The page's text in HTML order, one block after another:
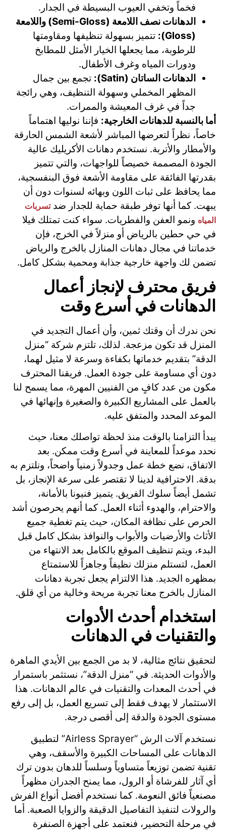
فخماً وتخفي العيوب البسيطة في الجدار.
الدهانات نصف اللامعة (Semi-Gloss) واللامعة
(Gloss):
تتميز بسهولة تنظيفها ومقاومتها
للرطوبة، مما يجعلها الخيار الأمثل للمطابخ
ودورات المياه وغرف الأطفال.
الدهانات الساتان (Satin):
تجمع بين جمال
المظهر المخملي وسهولة التنظيف، وهي رائجة
جداً في غرف المعيشة والممرات.
أما بالنسبة للدهانات الخارجية: فإننا نوليها اهتماماً
خاصاً، نظراً لتعرضها المباشر لأشعة الشمس الحارقة
والأمطار والأتربة. نستخدم دهانات الأكريليك عالية
الجودة المصممة خصيصاً للواجهات، والتي تتميز
بقدرتها الفائقة على مقاومة الأشعة فوق البنفسجية،
مما يحافظ على ثبات اللون وبهائه لسنوات دون أن
يبهت. كما أنها توفر طبقة حماية للجدار ضدتسربات
المياه ونمو العفن والفطريات. سواء كنت تمتلك فيلا
في حي حطين بالرياض أو منزلاً في الخرج، فإن
خدماتنا في مجال دهانات المنازل بالخرج والرياض
تضمن لك واجهة خارجية جذابة ومحمية بشكل كامل.
فريق محترف لإنجاز أعمال
الدهانات في أسرع وقت
نحن ندرك أن وقتك ثمين، وأن أعمال التجديد في
المنزل قد تكون مزعجة. لذلك، تلتزم شركة “منزل
الدقة” بتقديم خدماتها بكفاءة وسرعة لا مثيل لهما،
دون أي مساومة على جودة العمل. فريقنا المحترف
مكون من عدد كافٍ من الفنيين المهرة، مما يسمح لنا
بالعمل على المشاريع الكبيرة والصغيرة وإنهائها في
الموعد المحدد والمتفق عليه.
يبدأ التزامنا بالوقت منذ لحظة تواصلك معنا، حيث
نحدد موعداً للمعاينة في أسرع وقت ممكن. بعد
الاتفاق، نضع خطة عمل وجدولاً زمنياً واضحاً، ونلتزم به
بدقة. الاحترافية لدينا لا تقتصر على سرعة الإنجاز، بل
تشمل أيضاً سلوك الفريق. يتميز فنيونا بالأمانة،
والاحترام، والهدوء أثناء العمل. كما أنهم يحرصون أشد
الحرص على نظافة المكان، حيث يتم تغطية جميع
الأثاث والأرضيات والأبواب والنوافذ بشكل كامل قبل
البدء، ويتم تنظيف الموقع بالكامل بعد الانتهاء من
العمل، لتستلم منزلك نظيفاً وجاهزاً للاستمتاع
بمظهره الجديد. هذا الالتزام يجعل تجربة دهانات
المنازل بالخرج معنا تجربة مريحة وخالية من أي قلق.
استخدام أحدث الأدوات
والتقنيات في الدهانات
لتحقيق نتائج مثالية، لا بد من الجمع بين الأيدي الماهرة
والأدوات الحديثة. في “منزل الدقة”، نستثمر باستمرار
في أحدث المعدات والتقنيات في عالم الدهانات. هذا
الاستثمار لا يهدف فقط إلى تسريع العمل، بل إلى رفع
مستوى الجودة والدقة إلى أقصى درجة.
نستخدم آلات الرش “Airless Sprayer” لتطبيق
الدهانات على المساحات الكبيرة والأسقف، وهي
تقنية تضمن توزيعاً متساوياً وسلساً للدهان بدون ترك
أي آثار للفرشاة أو الرول، مما يمنح الجدران مظهراً
مصنعياً فائق النعومة. كما نستخدم أفضل أنواع الفرش
والرولات لتنفيذ التفاصيل الدقيقة والزوايا الصعبة. أما
في مرحلة التحضير، فنعتمد على أجهزة الصنفرة